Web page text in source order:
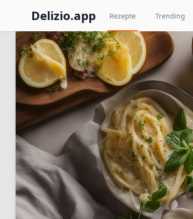
Delizio.app Rezepte Trending